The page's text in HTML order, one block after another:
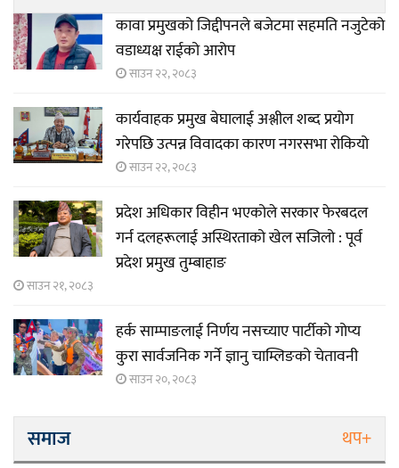
कावा प्रमुखको जिद्दीपनले बजेटमा सहमति नजुटेको
वडाध्यक्ष राईको आरोप
साउन २२, २०८३
कार्यवाहक प्रमुख बेघालाई अश्लील शब्द प्रयोग
गरेपछि उत्पन्न विवादका कारण नगरसभा रोकियो
साउन २२, २०८३
प्रदेश अधिकार विहीन भएकोले सरकार फेरबदल
गर्न दलहरूलाई अस्थिरताको खेल सजिलो : पूर्व
प्रदेश प्रमुख तुम्बाहाङ
साउन २१, २०८३
हर्क साम्पाङलाई निर्णय नसच्याए पार्टीको गोप्य
कुरा सार्वजनिक गर्ने ज्ञानु चाम्लिङको चेतावनी
साउन २०, २०८३
समाज थप+